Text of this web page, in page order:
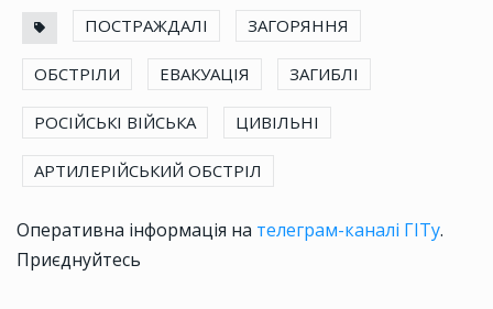
ПОСТРАЖДАЛІ ЗАГОРЯННЯ
ОБСТРІЛИ ЕВАКУАЦІЯ ЗАГИБЛІ
РОСІЙСЬКІ ВІЙСЬКА ЦИВІЛЬНІ
АРТИЛЕРІЙСЬКИЙ ОБСТРІЛ
Оперативна інформація на телеграм-каналі ГІТу.
Приєднуйтесь